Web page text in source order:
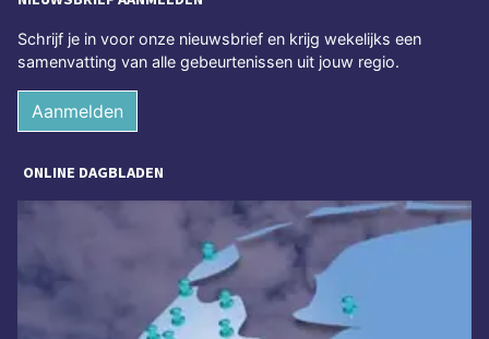
Schrijf je in voor onze nieuwsbrief en krijg wekelijks een
samenvatting van alle gebeurtenissen uit jouw regio.
Aanmelden
ONLINE DAGBLADEN